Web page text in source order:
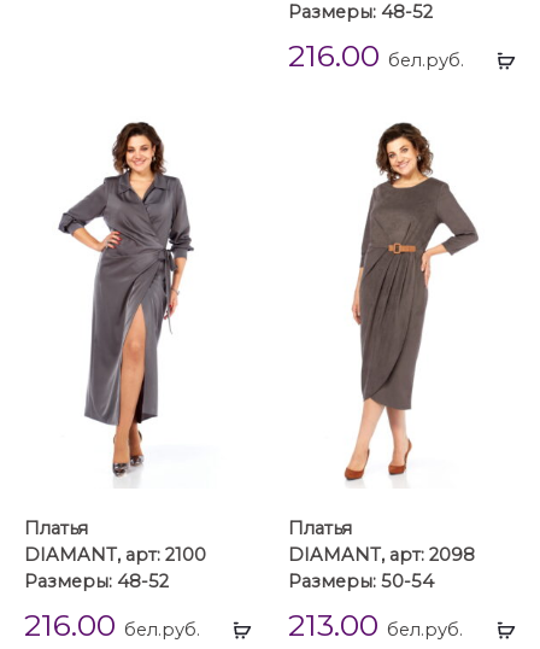
Размеры: 48-52
216.00 бел.руб.
Выбрать
Платья
DIAMANT, арт: 2100
Размеры: 48-52
216.00 бел.руб.
Платья
DIAMANT, арт: 2098
Размеры: 50-54
213.00 бел.руб.